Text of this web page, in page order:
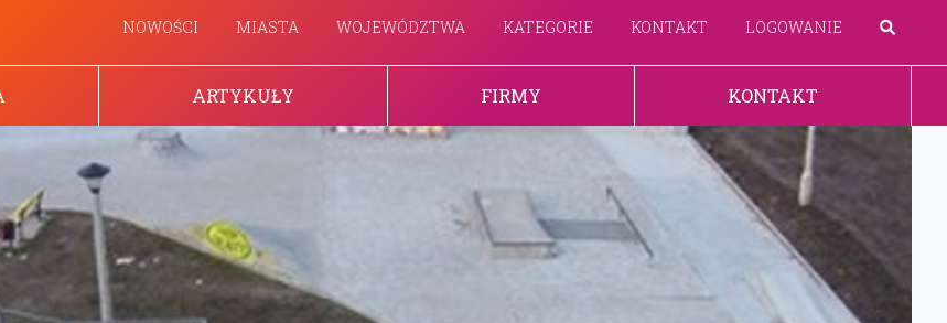
NOWOŚCI MIASTA WOJEWÓDZTWA KATEGORIE KONTAKT LOGOWANIE
ARTYKUŁY FIRMY KONTAKT